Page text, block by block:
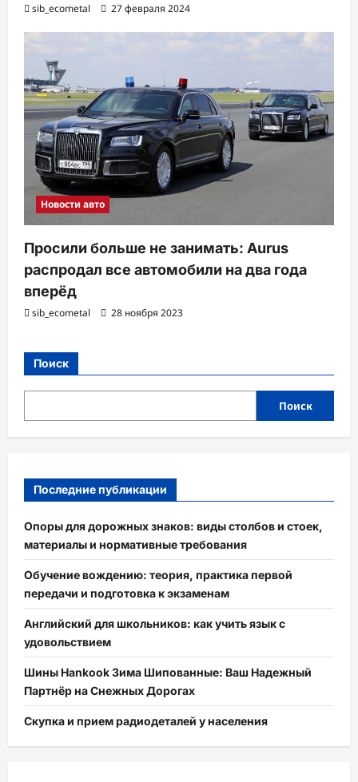
sib_ecometal 27 февраля 2024
Новости авто
Просили больше не занимать: Aurus
распродал все автомобили на два года
вперёд
sib_ecometal 28 ноября 2023
Поиск
Поиск
Последние публикации
Опоры для дорожных знаков: виды столбов и стоек,
материалы и нормативные требования
Обучение вождению: теория, практика первой
передачи и подготовка к экзаменам
Английский для школьников: как учить язык с
удовольствием
Шины Hankook Зима Шипованные: Ваш Надежный
Партнёр на Снежных Дорогах
Скупка и прием радиодеталей у населения